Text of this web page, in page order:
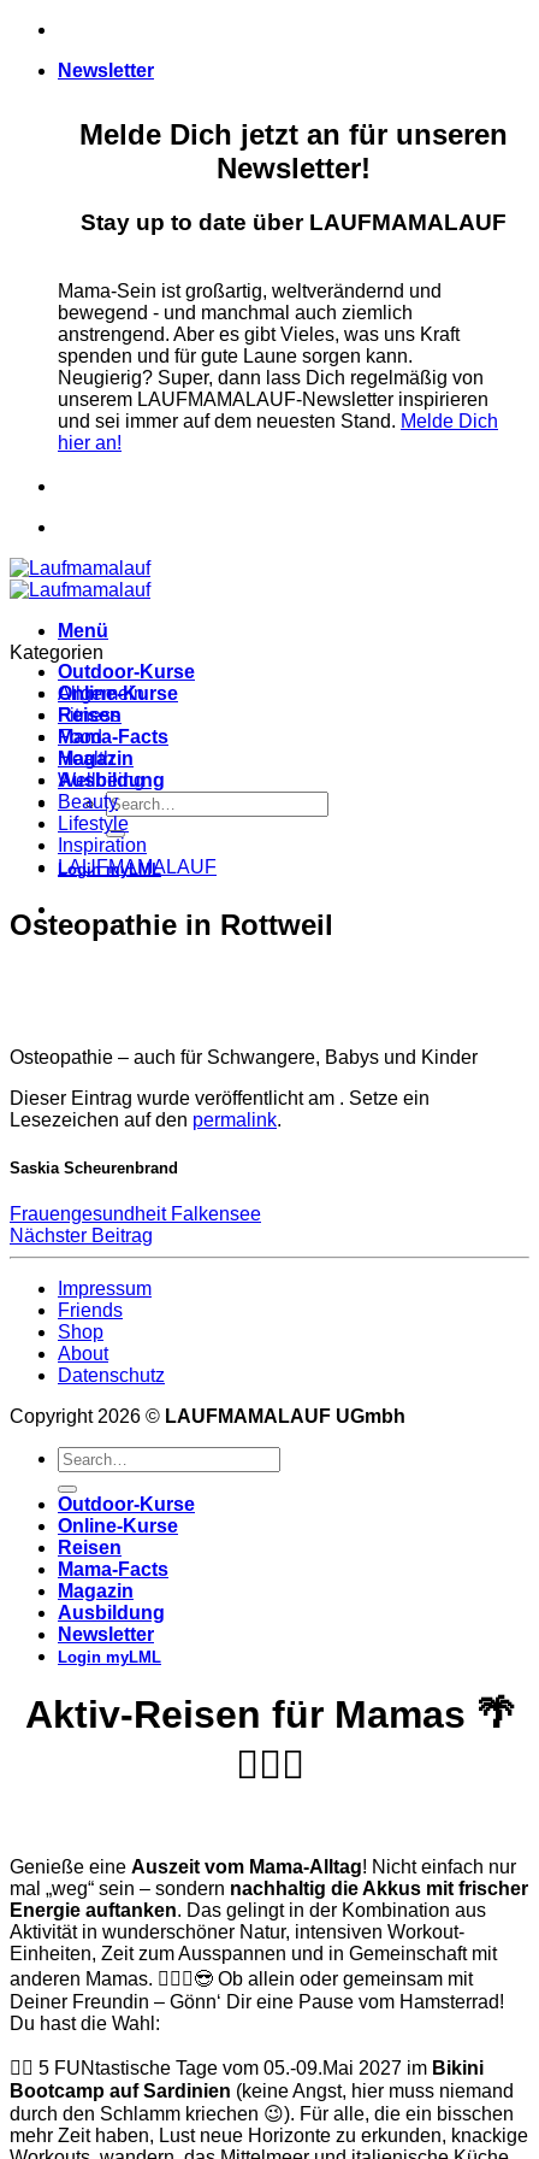
Zum
springenNewsletter
Melde Dich jetzt an für unseren
Newsletter!
Stay up to date über LAUFMAMALAUF
Mama-Sein ist großartig, weltverändernd und
bewegend - und manchmal auch ziemlich
anstrengend. Aber es gibt Vieles, was uns Kraft
spenden und für gute Laune sorgen kann.
Neugierig? Super, dann lass Dich regelmäßig von
unserem LAUFMAMALAUF-Newsletter inspirieren
und sei immer auf dem neuesten Stand. Melde Dich
hier an!
Menü
Outdoor-Kurse
Online-Kurse
Reisen
Mama-Facts
Magazin
Ausbildung
Login myLML
Kategorien
Allgemein
Fitness
Food
Health
Wellbeing
Beauty
Lifestyle
Inspiration
LAUFMAMALAUF
Osteopathie in Rottweil
Osteopathie – auch für Schwangere, Babys und Kinder
Dieser Eintrag wurde veröffentlicht am . Setze ein
Lesezeichen auf den permalink.
Saskia Scheurenbrand
Frauengesundheit Falkensee
Nächster Beitrag
Impressum
Friends
Shop
About
Datenschutz
Copyright 2026 © LAUFMAMALAUF UGmbh
Outdoor-Kurse
Online-Kurse
Reisen
Mama-Facts
Magazin
Ausbildung
Newsletter
Login myLML
Aktiv-Reisen für Mamas 🌴
🏊🏽‍♀️
Genieße eine Auszeit vom Mama-Alltag! Nicht einfach nur
mal „weg“ sein – sondern nachhaltig die Akkus mit frischer
Energie auftanken. Das gelingt in der Kombination aus
Aktivität in wunderschöner Natur, intensiven Workout-
Einheiten, Zeit zum Ausspannen und in Gemeinschaft mit
anderen Mamas. 👩‍❤️‍👩😎 Ob allein oder gemeinsam mit
Deiner Freundin – Gönn‘ Dir eine Pause vom Hamsterrad!
Du hast die Wahl:
👉🏽 5 FUNtastische Tage vom 05.-09.Mai 2027 im Bikini
Bootcamp auf Sardinien (keine Angst, hier muss niemand
durch den Schlamm kriechen 😉). Für alle, die ein bisschen
mehr Zeit haben, Lust neue Horizonte zu erkunden, knackige